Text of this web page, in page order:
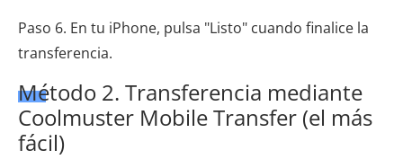
Paso 6. En tu iPhone, pulsa "Listo" cuando finalice la
transferencia.
Método 2. Transferencia mediante
Coolmuster Mobile Transfer (el más
fácil)